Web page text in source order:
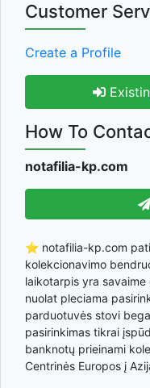
Customer
Create a Profile
How To
notafilia-kp.com
⭐ notafilia-kp.com
kolekcionavimo
laikotarpis yra
nuolat pleciama
parduotuvės stovi
pasirinkimas tikrai
banknotų prieinami
Centrinės Europos į